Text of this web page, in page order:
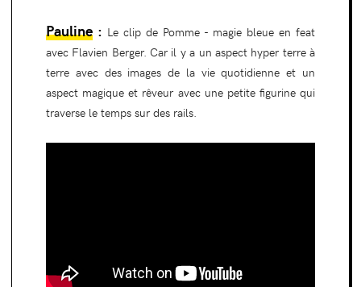
Pauline : Le clip de Pomme - magie bleue en feat
avec Flavien Berger. Car il y a un aspect hyper terre à
terre avec des images de la vie quotidienne et un
aspect magique et rêveur avec une petite figurine qui
traverse le temps sur des rails.